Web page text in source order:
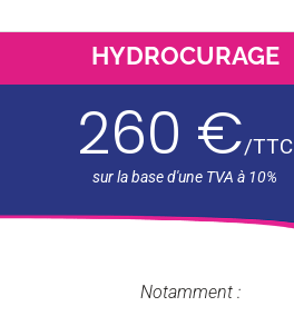
HYDROCURAGE
260 €/TTC
Notamment :